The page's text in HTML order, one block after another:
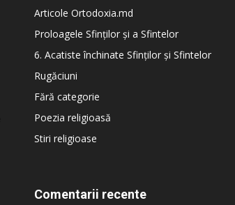
Articole Ortodoxia.md
Proloagele Sfinților și a Sfintelor
6. Acatiste închinate Sfinților și Sfintelor
Rugăciuni
Fără categorie
Poezia religioasă
Stiri religioase
Comentarii recente